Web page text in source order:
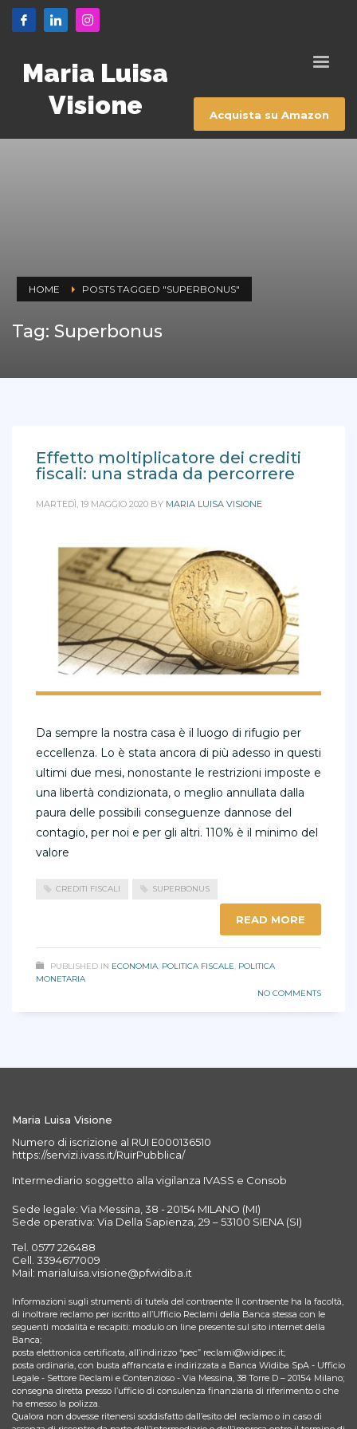
Maria Luisa
Visione
Acquista su Amazon
HOME POSTS TAGGED "SUPERBONUS"
Tag: Superbonus
Effetto moltiplicatore dei crediti
fiscali: una strada da percorrere
MARTEDÌ, 19 MAGGIO 2020 BY MARIA LUISA VISIONE
Da sempre la nostra casa è il luogo di rifugio per
eccellenza. Lo è stata ancora di più adesso in questi
ultimi due mesi, nonostante le restrizioni imposte e
una libertà condizionata, o meglio annullata dalla
paura delle possibili conseguenze dannose del
contagio, per noi e per gli altri. 110% è il minimo del
valore
CREDITI FISCALI SUPERBONUS
READ MORE
PUBLISHED IN ECONOMIA, POLITICA FISCALE, POLITICA
MONETARIA
NO COMMENTS
Maria Luisa Visione
Numero di iscrizione al RUI E000136510
https://servizi.ivass.it/RuirPubblica/
Intermediario soggetto alla vigilanza IVASS e Consob
Sede legale: Via Messina, 38 - 20154 MILANO (MI)
Sede operativa: Via Della Sapienza, 29 – 53100 SIENA (SI)
Tel. 0577 226488
Cell. 3394677009
Mail: marialuisa.visione@pfwidiba.it
Informazioni sugli strumenti di tutela del contraente Il contraente ha la facoltà,
di inoltrare reclamo per iscritto all’Ufficio Reclami della Banca stessa con le
seguenti modalità e recapiti: modulo on line presente sul sito internet della
Banca;
posta elettronica certificata, all’indirizzo “pec” reclami@widipec.it;
posta ordinaria, con busta affrancata e indirizzata a Banca Widiba SpA - Ufficio
Legale - Settore Reclami e Contenzioso - Via Messina, 38 Torre D – 20154 Milano;
consegna diretta presso l’ufficio di consulenza finanziaria di riferimento o che
ha emesso la polizza.
Qualora non dovesse ritenersi soddisfatto dall’esito del reclamo o in caso di